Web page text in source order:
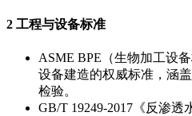
2 工程与设备标准
ASME BPE（生物加工设
设备建造的权威标准，涵
检验。
GB/T 19249-2017《反渗透